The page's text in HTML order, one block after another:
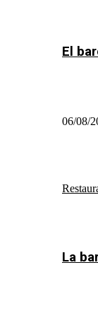
El
06/08/
La